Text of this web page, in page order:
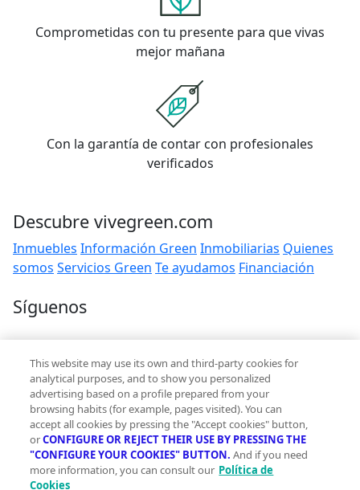
Comprometidas con tu presente para que vivas
mejor mañana
Con la garantía de contar con profesionales
verificados
Descubre vivegreen.com
Inmuebles Información Green Inmobiliarias Quienes
somos Servicios Green Te ayudamos Financiación
Síguenos
Contacto
hola@vivegreen.com
Aviso Legal
This website may use its own and third-party cookies for
analytical purposes, and to show you personalized
advertising based on a profile prepared from your
browsing habits (for example, pages visited). You can
accept all cookies by pressing the "Accept cookies" button,
orCONFIGURE OR REJECT THEIR USE BY PRESSING THE
"CONFIGURE YOUR COOKIES" BUTTON. And if you need
more information, you can consult our Política de
Cookies